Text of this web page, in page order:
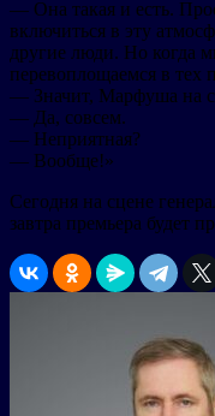
— Она такая и есть.
включиться в эту
другие люди. Но когда
перевоплощаемся в тех
— Значит, Марфуша на
— Да, совсем.
— Неприятная?
— Вообще!»
Сегодня на сцене
завтра премьера будет